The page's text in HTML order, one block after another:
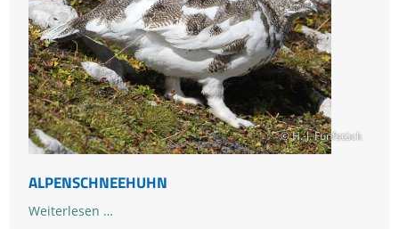
© H.-J. Fünfstück
ALPENSCHNEEHUHN
Weiterlesen …